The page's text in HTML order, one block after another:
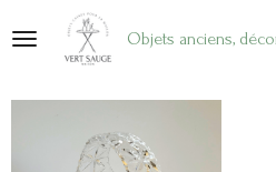
Passer
au
principal